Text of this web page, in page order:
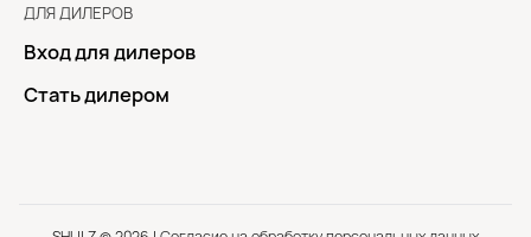
ДЛЯ ДИЛЕРОВ
Вход для дилеров
Стать дилером